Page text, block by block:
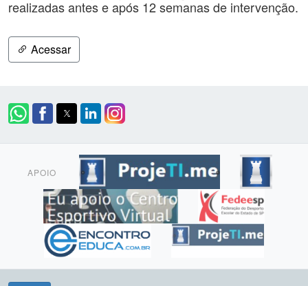
realizadas antes e após 12 semanas de intervenção.
Acessar
APOIO